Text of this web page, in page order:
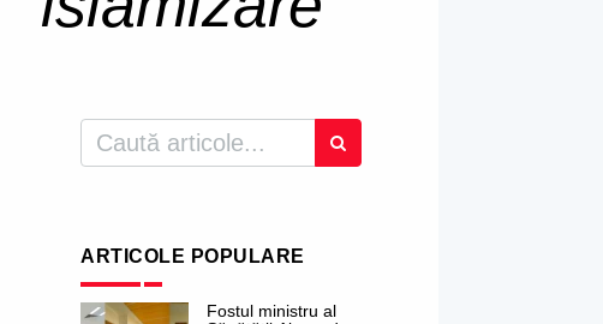
ARTICOLE POPULARE
Fostul ministru al